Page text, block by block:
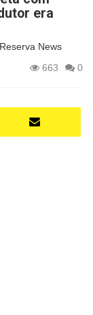
era
News
663
0